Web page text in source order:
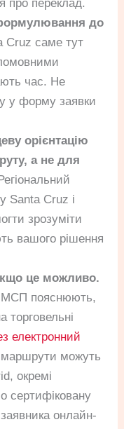
про переклад.
до
Cruz саме тут
час. Не
у форму заявки
орієнтацію
а не для
Santa Cruz і
зрозуміти
вашого рішення
це можливо.
МСП пояснюють,
торговельні
електронний
маршрути можуть
окремі
сертифіковану
онлайн-